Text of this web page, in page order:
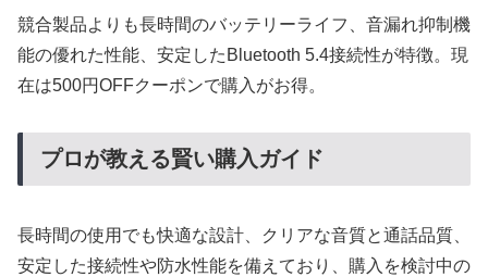
競合製品よりも長時間のバッテリーライフ、音漏れ抑制機
能の優れた性能、安定したBluetooth 5.4接続性が特徴。現
在は500円OFFクーポンで購入がお得。
プロが教える賢い購入ガイド
長時間の使用でも快適な設計、クリアな音質と通話品質、
安定した接続性や防水性能を備えており、購入を検討中の